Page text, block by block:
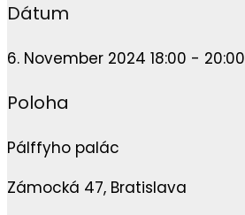
Dátum
6. November 2024 18:00 - 20:00
Poloha
Pálffyho palác
Zámocká 47, Bratislava